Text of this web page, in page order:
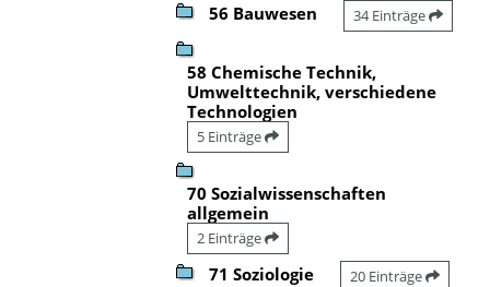
56 Bauwesen 34 Einträge
58 Chemische Technik,
Umwelttechnik, verschiedene
Technologien
5 Einträge
70 Sozialwissenschaften
allgemein
2 Einträge
71 Soziologie 20 Einträge